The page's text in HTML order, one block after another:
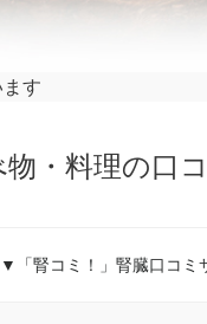
す
・料理の口
▼「腎コミ！」腎臓口コミ